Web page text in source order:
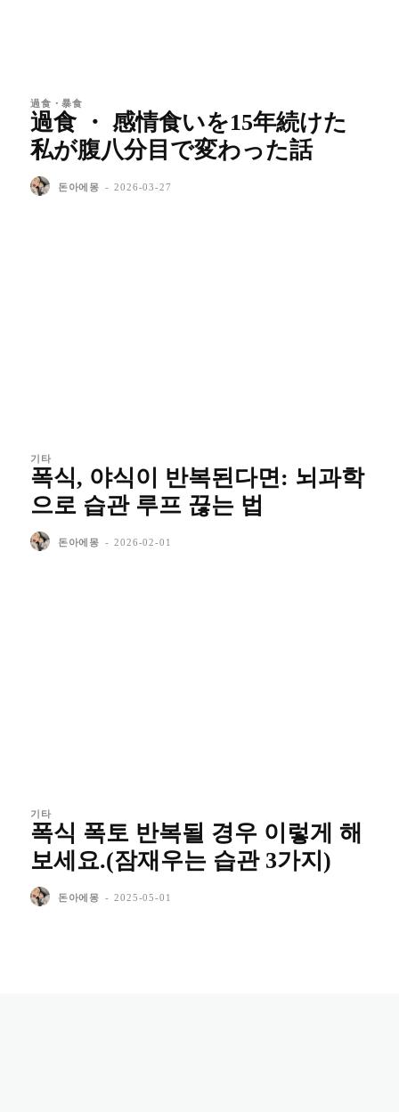
過食・暴食
過食 ・ 感情食いを15年続けた
私が腹八分目で変わった話
돈아에몽 - 2026-03-27
기타
폭식, 야식이 반복된다면: 뇌과학
으로 습관 루프 끊는 법
돈아에몽 - 2026-02-01
기타
폭식 폭토 반복될 경우 이렇게 해
보세요.(잠재우는 습관 3가지)
돈아에몽 - 2025-05-01